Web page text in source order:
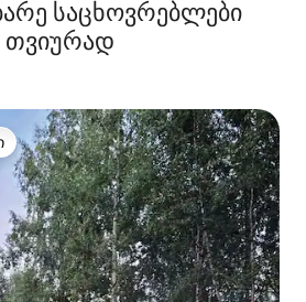
საცხოვრებლები
თვიურად
ვარიანტი